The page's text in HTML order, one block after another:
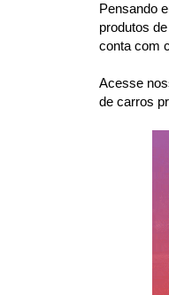
Pensando
produtos
conta com
Acesse
de carros